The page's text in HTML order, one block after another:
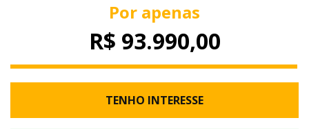
Por apenas
R$ 93.990,00
TENHO INTERESSE